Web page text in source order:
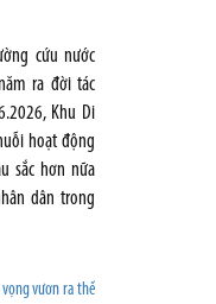
cứu nước
ra đời tác
Khu Di
hoạt động
sắc hơn nữa
dân trong
vọng vươn ra thế